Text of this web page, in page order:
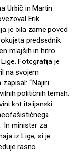
Urbič in Martin
Erik
je bila zame povod
predsednik
mlajših in hitro
Fotografija je
na svojem
“‘Najini
političnih temah.
kot italijanski
In minister za
iz Lige, si je
rasno